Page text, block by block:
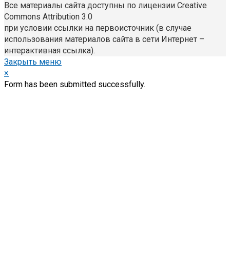
Все материалы сайта доступны по лицензии Creative
Commons Attribution 3.0
при условии ссылки на первоисточник (в случае
использования материалов сайта в сети Интернет –
интерактивная ссылка).
Закрыть меню
×
Form has been submitted successfully.